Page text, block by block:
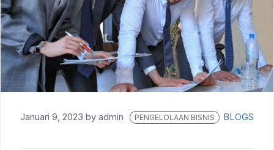
Januari 9, 2023 by admin PENGELOLAAN BISNIS BLOGS